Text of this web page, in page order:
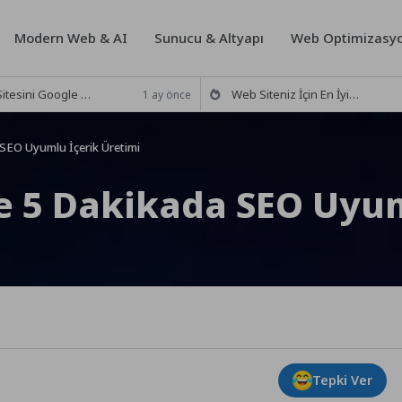
Modern Web & AI Sunucu & Altyapı Web
Arama Motoruna Ekleme (2026 Rehberi) 1 ay önce Web Siteniz İçin En İyi 5 Ücretsiz Trafik Analiz Aracı (2026)
Uyumlu İçerik Üretimi
5 Dakikada SEO
Tepki Ver